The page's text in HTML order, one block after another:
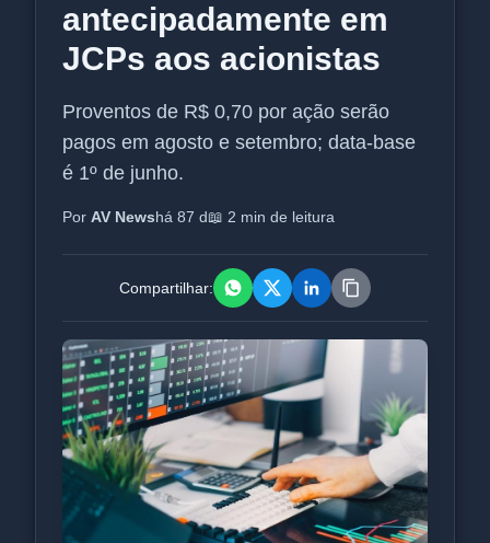
antecipadamente em
JCPs aos acionistas
Proventos de R$ 0,70 por ação serão
pagos em agosto e setembro; data-base
é 1º de junho.
Por AV Newshá 87 d📖 2 min de leitura
Compartilhar: